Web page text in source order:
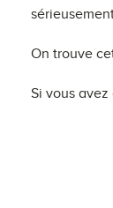
On trouve
Si vous avez